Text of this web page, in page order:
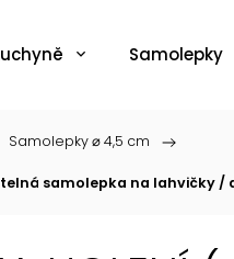
Samolepky
Samolepky ⌀ 4,5 cm /
samolepka na lahvičky /